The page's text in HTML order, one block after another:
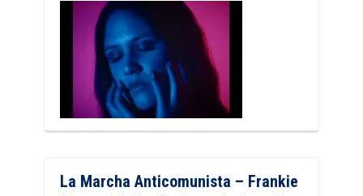
La Marcha Anticomunista – Frankie